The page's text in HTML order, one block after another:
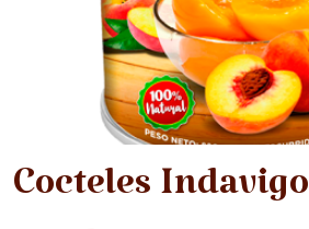
Cocteles Indavigo